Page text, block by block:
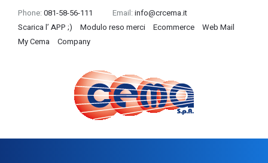
Phone: 081-58-56-111 Email: info@crcema.it
Scarica l’ APP ;)
Modulo reso merci Ecommerce
Web Mail
My Cema
Company